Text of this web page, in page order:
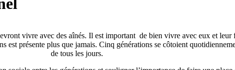
vivre avec des aînés. Il est important de bien vivre avec eux et leur
est présente plus que jamais. Cinq générations se côtoient
de tous les jours.